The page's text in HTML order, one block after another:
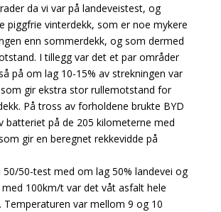
da vi var på landeveistest, og
piggfrie vinterdekk, som er noe mykere
enn sommerdekk, og som dermed
I tillegg var det et par områder
på om lag 10-15% av strekningen var
gir ekstra stor rullemotstand for
På tross av forholdene brukte BYD
batteriet på de 205 kilometerne med
gir en beregnet rekkevidde på
50/50-test med om lag 50% landevei og
100km/t var det våt asfalt hele
Temperaturen var mellom 9 og 10